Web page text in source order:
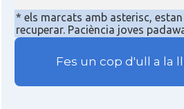
* els marcats amb asterisc,
recuperar. Paciència joves
Fes un cop d'ull a la